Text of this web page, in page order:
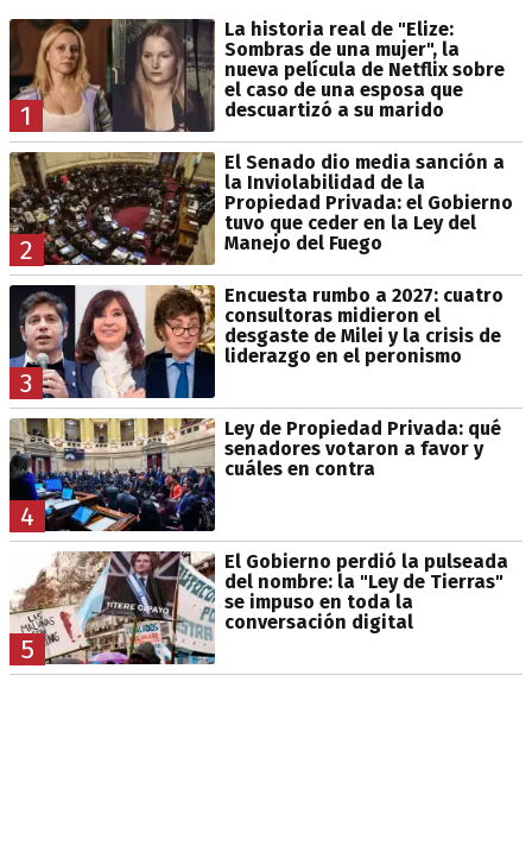
1
La historia real de "Elize:
Sombras de una mujer", la
nueva película de Netflix sobre
el caso de una esposa que
descuartizó a su marido
2
El Senado dio media sanción a
la Inviolabilidad de la
Propiedad Privada: el Gobierno
tuvo que ceder en la Ley del
Manejo del Fuego
3
Encuesta rumbo a 2027: cuatro
consultoras midieron el
desgaste de Milei y la crisis de
liderazgo en el peronismo
4
Ley de Propiedad Privada: qué
senadores votaron a favor y
cuáles en contra
5
El Gobierno perdió la pulseada
del nombre: la "Ley de Tierras"
se impuso en toda la
conversación digital